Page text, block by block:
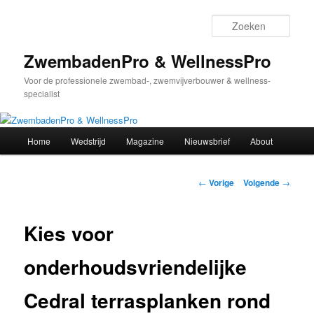
inhoudZwembadenPro & WellnessPro
Voor de professionele zwembad-, zwemvijverbouwer & wellness-
specialist
Home Wedstrijd Magazine Nieuwsbrief About
Bericht
← Vorige Volgende →
Kies voor
onderhoudsvriendelijke
Cedral terrasplanken rond